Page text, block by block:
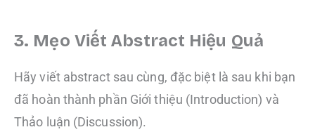
3. Mẹo Viết Abstract Hiệu Quả
Hãy viết abstract sau cùng, đặc biệt là sau khi bạn
đã hoàn thành phần Giới thiệu (Introduction) và
Thảo luận (Discussion).